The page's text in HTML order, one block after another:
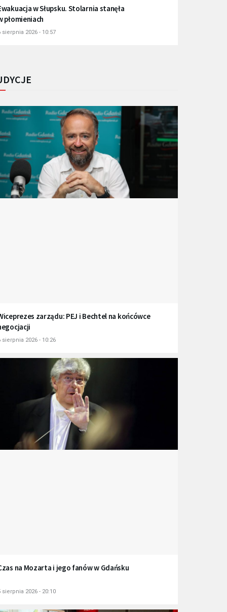
w Słupsku. Stolarnia stanęła
płomieniach
sierpnia 2026 - 10:57
zarządu: PEJ i Bechtel na końcówce
sierpnia 2026 - 10:26
na Mozarta i jego fanów w Gdańsku
sierpnia 2026 - 20:10